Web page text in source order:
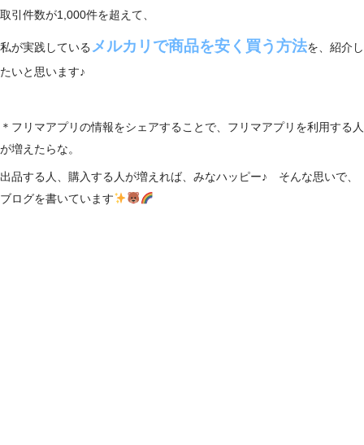
取引件数が1,000件を超えて、
私が実践している メルカリで商品を安く買う方法を、紹介し
たいと思います♪
＊フリマアプリの情報をシェアすることで、フリマアプリを利用する人
が増えたらな。
出品する人、購入する人が増えれば、みなハッピー♪ そんな思いで、
ブログを書いています